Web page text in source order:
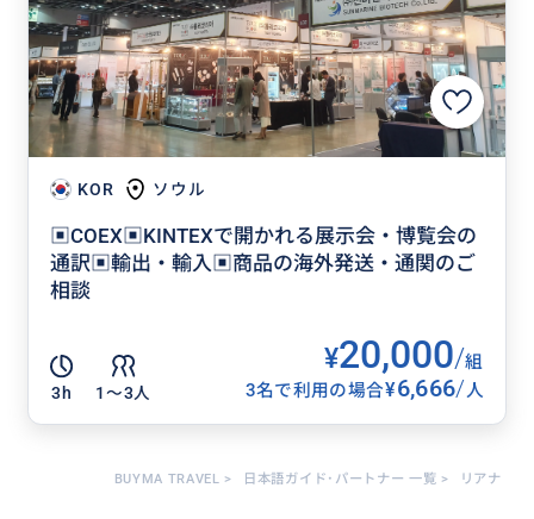
KOR ソウル
▣COEX▣KINTEXで開かれる展示会・博覧会の
通訳▣輸出・輸入▣商品の海外発送・通関のご
相談
3h 1〜3人
¥20,000/組
3名で利用の場合¥6,666/人
BUYMA TRAVEL > 日本語ガイド･パートナー 一覧 > リアナ